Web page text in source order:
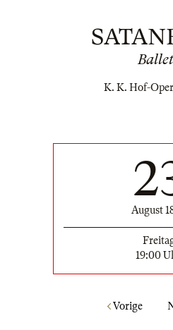
K. K. Hof-
August
19:00
Vorige